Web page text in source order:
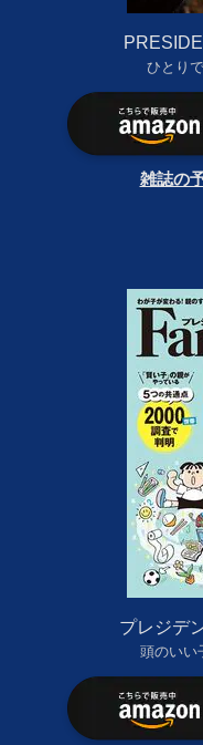
ひとり
雑誌の
プレジデ
頭のいい